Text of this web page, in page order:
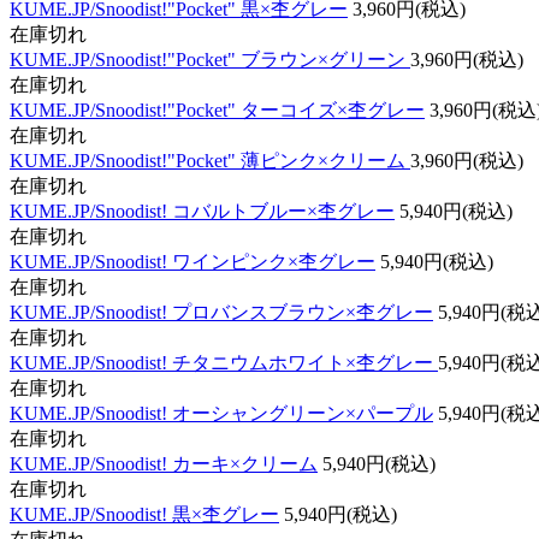
KUME.JP/Snoodist!"Pocket" 黒×杢グレー 3,960円(税込)
在庫切れ
KUME.JP/Snoodist!"Pocket" ブラウン×グリーン 3,960円(税込)
在庫切れ
KUME.JP/Snoodist!"Pocket" ターコイズ×杢グレー 3,960円(税
在庫切れ
KUME.JP/Snoodist!"Pocket" 薄ピンク×クリーム 3,960円(税込)
在庫切れ
KUME.JP/Snoodist! コバルトブルー×杢グレー 5,940円(税込)
在庫切れ
KUME.JP/Snoodist! ワインピンク×杢グレー 5,940円(税込)
在庫切れ
KUME.JP/Snoodist! プロバンスブラウン×杢グレー 5,940円(税
在庫切れ
KUME.JP/Snoodist! チタニウムホワイト×杢グレー 5,940円(税
在庫切れ
KUME.JP/Snoodist! オーシャングリーン×パープル 5,940円(税
在庫切れ
KUME.JP/Snoodist! カーキ×クリーム 5,940円(税込)
在庫切れ
KUME.JP/Snoodist! 黒×杢グレー 5,940円(税込)